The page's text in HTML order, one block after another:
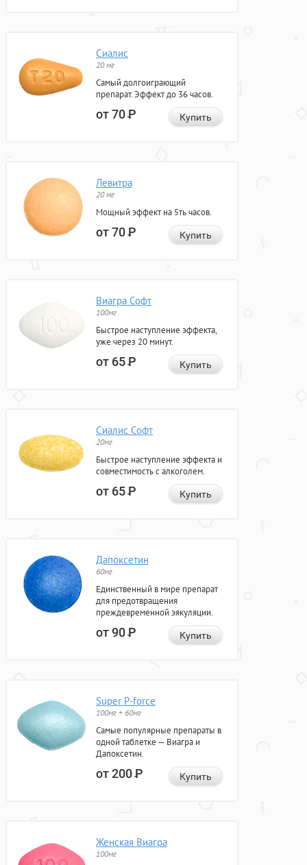
Сиалис
20 мг
Самый долгоиграющий
препарат. Эффект до 36 часов.
от 70Р Купить
Левитра
20 мг
Мощный эффект на 5ть часов.
от 70Р Купить
Виагра Софт
100мг
Быстрое наступление эффекта,
уже через 20 минут.
от 65Р Купить
Сиалис Софт
20мг
Быстрое наступление эффекта и
совместимость с алкоголем.
от 65Р Купить
Дапоксетин
60мг
Единственный в мире препарат
для предотвращения
преждевременной эякуляции.
от 90Р Купить
Super P-force
100мг + 60мг
Самые популярные препараты в
одной таблетке — Виагра и
Дапоксетин.
от 200Р Купить
Женская Виагра
100мг